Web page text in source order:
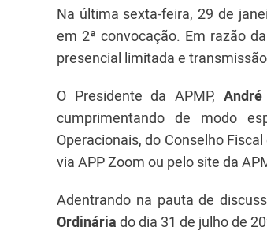
Na última sexta-feira, 29 de
em 2ª convocação. Em razão
presencial limitada e
O Presidente da APMP,
cumprimentando de modo
Operacionais, do Conselho
via APP Zoom ou pelo site da
Adentrando na pauta de
Ordinária do dia 31 de julho de